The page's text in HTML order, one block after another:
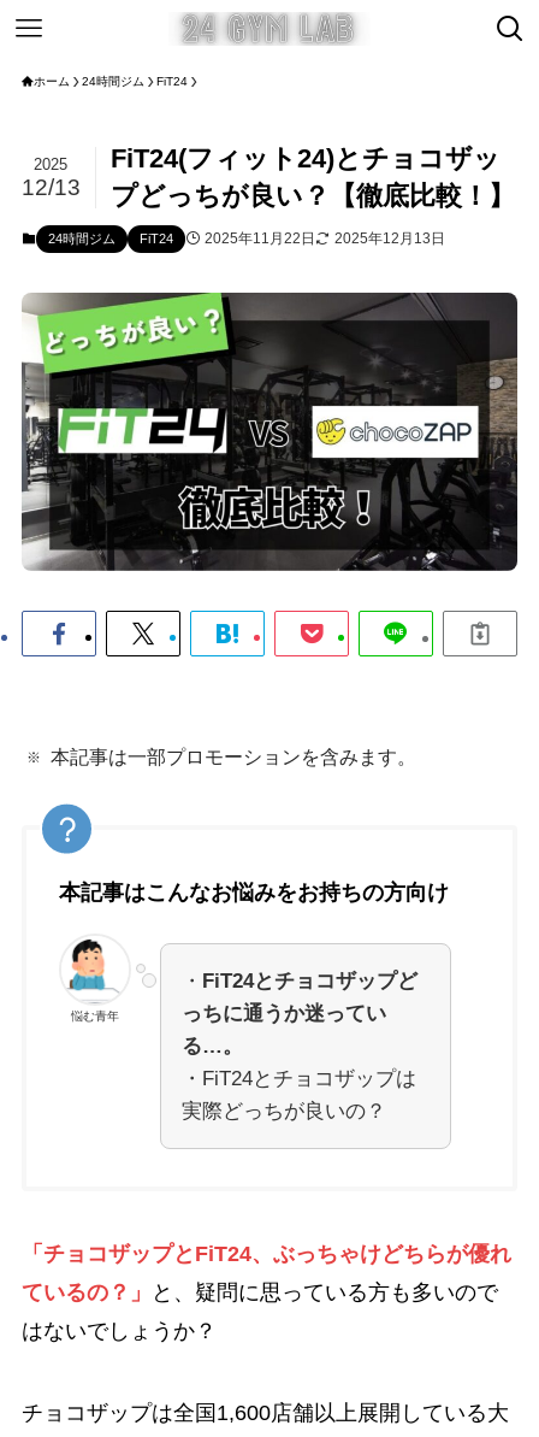
ホーム 24時間ジム FiT24
FiT24(フィット24)とチョコザッ
プどっちが良い？【徹底比較！】
2025
12/13
24時間ジム FiT24 2025年11月22日 2025年12月13日
本記事は一部プロモーションを含みます。
本記事はこんなお悩みをお持ちの方向け
悩む青年
・ FiT24とチョコザップど
っちに通うか迷ってい
る…。
・FiT24とチョコザップは
実際どっちが良いの？
「チョコザップとFiT24、ぶっちゃけどちらが優れ
ているの？」
と、疑問に思っている方も多いので
はないでしょうか？
チョコザップは全国1,600店舗以上展開している大